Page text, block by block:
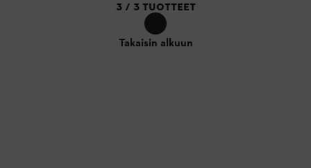
3 / 3 TUOTTEET
Takaisin alkuun